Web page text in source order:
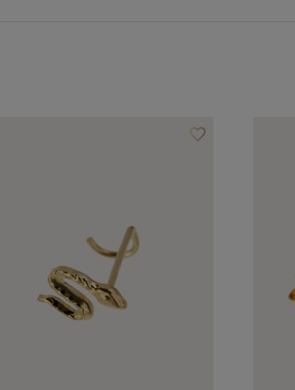
favorite_borderAjouter à vos favoris